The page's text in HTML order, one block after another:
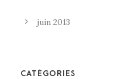
juin 2013
CATÉGORIES